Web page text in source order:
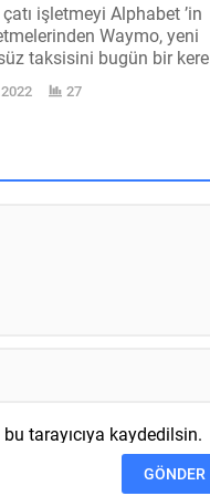
işletmeyi Alphabet ’in
Waymo, yeni
taksisini bugün bir kere
çıkardı.
dünyanın sürücüsüz
27
tarayıcıya kaydedilsin.